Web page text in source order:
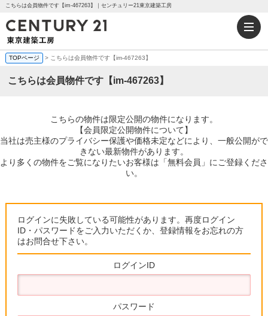
こちらは会員物件です【im-467263】｜センチュリー21東京建築工房
TOPページ > こちらは会員物件です【im-467263】
こちらは会員物件です【im-467263】
こちらの物件は限定公開の物件になります。
【会員限定公開物件について】
当社は売主様のプライバシー保護や価格未定などにより、一般公開がで
きない最新物件があります。
より多くの物件をご覧になりたいお客様は「無料会員」にご登録くださ
い。
ログインに失敗している可能性があります。再度ログイン
ID・パスワードをご入力いただくか、登録情報をお忘れの方
はお問合せ下さい。
ログインID
パスワード